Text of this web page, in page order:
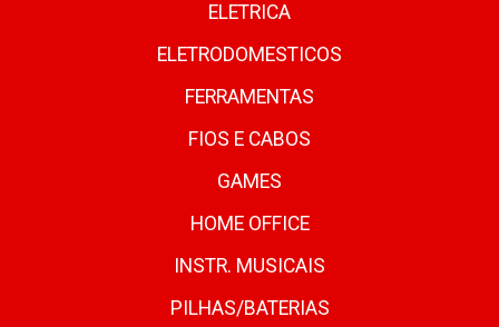
ELETRICA
ELETRODOMESTICOS
FERRAMENTAS
FIOS E CABOS
GAMES
HOME OFFICE
INSTR. MUSICAIS
PILHAS/BATERIAS